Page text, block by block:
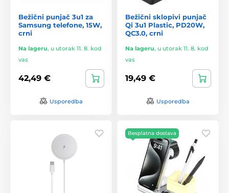
Bežični punjač 3u1 za
Samsung telefone, 15W,
crni
Na lageru, u utorak 11. 8. kod
vas
42,49 €
Usporedba
Bežični sklopivi punjač
Qi 3u1 Plastic, PD20W,
QC3.0, crni
Na lageru, u utorak 11. 8. kod
vas
19,49 €
Usporedba
Besplatna dostava